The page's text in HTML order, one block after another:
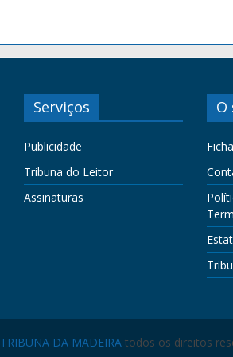
Serviços
Publicidade
Tribuna do Leitor
Assinaturas
O
TRIBUNA DA MADEIRAtodos os direitos